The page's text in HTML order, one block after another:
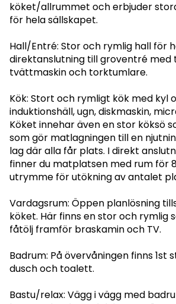
köket/allrummet och erbjuder
för hela sällskapet.
Hall/Entré: Stor och rymlig hall för
direktanslutning till groventré med
tvättmaskin och torktumlare.
Kök: Stort och rymligt kök med kyl
induktionshäll, ugn, diskmaskin,
Köket innehar även en stor köksö
som gör matlagningen till en
lag där alla får plats. I direkt
finner du matplatsen med rum för
utrymme för utökning av antalet
Vardagsrum: Öppen planlösning
köket. Här finns en stor och rymlig
fåtölj framför braskamin och TV.
Badrum: På övervåningen finns 1st
dusch och toalett.
Bastu/relax: Vägg i vägg med